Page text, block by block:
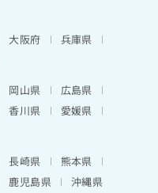
大阪府
兵庫県
岡山県
広島県
香川県
愛媛県
長崎県
熊本県
鹿児島県 沖縄県